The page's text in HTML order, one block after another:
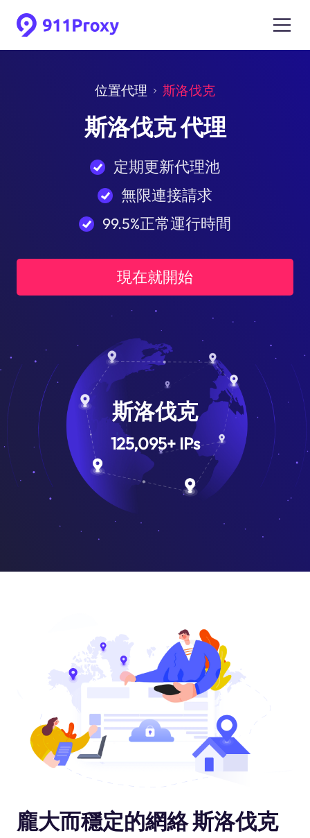
位置代理 斯洛伐克
斯洛伐克 代理
定期更新代理池
無限連接請求
99.5%正常運行時間
現在就開始
斯洛伐克
125,095+IPs
龐大而穩定的網絡 斯洛伐克